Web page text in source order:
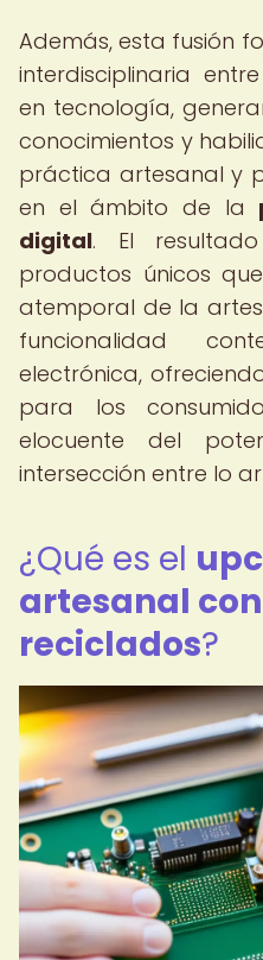
Además, esta fusión
interdisciplinaria
en tecnología,
conocimientos y
práctica artesanal y
en el ámbito de la
digital. El
productos únicos
atemporal de la
funcionalidad
electrónica,
para los
elocuente del
intersección entre lo
¿Qué es el
artesanal
reciclados?